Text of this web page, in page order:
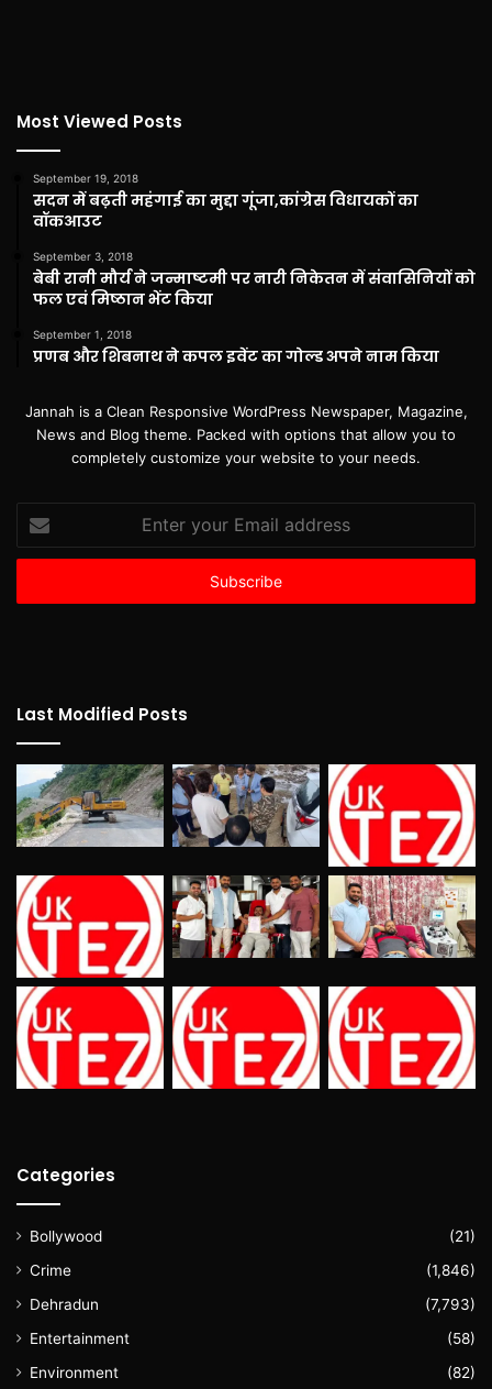
Most Viewed Posts
September 19, 2018
सदन में बढ़ती महंगाई का मुद्दा गूंजा,कांग्रेस विधायकों का
वॉकआउट
September 3, 2018
बेबी रानी मौर्य ने जन्माष्टमी पर नारी निकेतन में संवासिनियों को
फल एवं मिष्ठान भेंट किया
September 1, 2018
प्रणब और शिबनाथ ने कपल इवेंट का गोल्ड अपने नाम किया
Jannah is a Clean Responsive WordPress Newspaper, Magazine,
News and Blog theme. Packed with options that allow you to
completely customize your website to your needs.
your
Email
Last Modified Posts
Categories
Bollywood
(21)
Crime
(1,846)
Dehradun
(7,793)
Entertainment
(58)
Environment
(82)